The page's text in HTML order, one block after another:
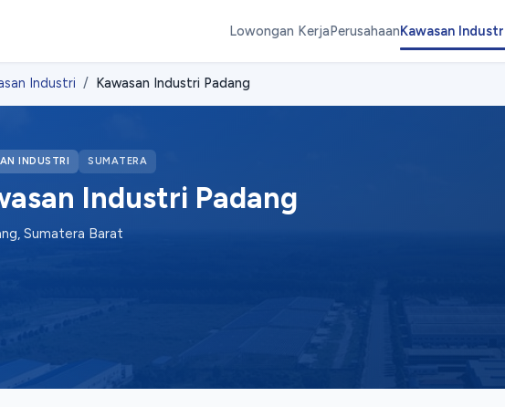
Lowongan KerjaPerusahaanKawasan
Industri Kawasan Industri Padang
INDUSTRI SUMATERA
Industri Padang
Sumatera Barat